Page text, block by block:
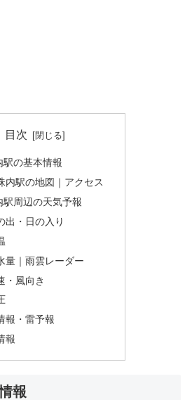
目次
駅の基本情報
内駅の地図｜アクセス
駅周辺の天気予報
出・日の入り
量｜雨雲レーダー
・風向き
報・雷予報
報
報